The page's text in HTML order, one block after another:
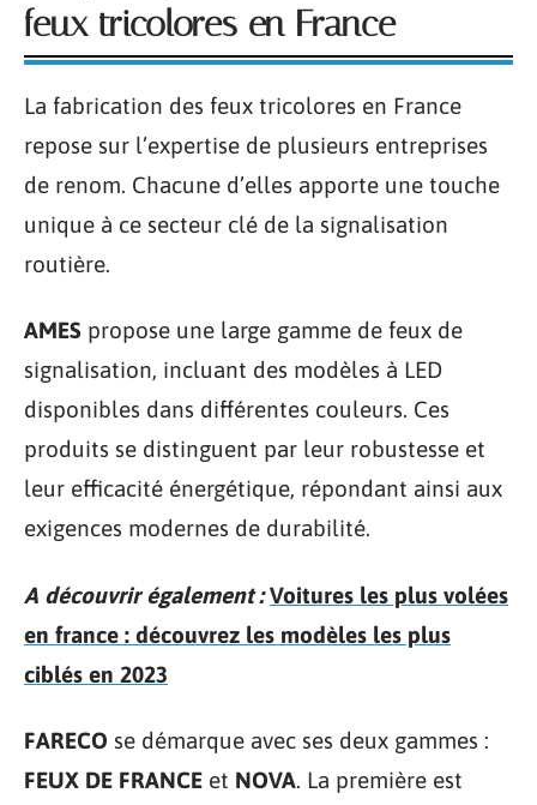
feux tricolores en France
La fabrication des feux tricolores en France
repose sur l’expertise de plusieurs entreprises
de renom. Chacune d’elles apporte une touche
unique à ce secteur clé de la signalisation
routière.
AMES propose une large gamme de feux de
signalisation, incluant des modèles à LED
disponibles dans différentes couleurs. Ces
produits se distinguent par leur robustesse et
leur efficacité énergétique, répondant ainsi aux
exigences modernes de durabilité.
A découvrir également : Voitures les plus volées
en france : découvrez les modèles les plus
ciblés en 2023
FARECO se démarque avec ses deux gammes :
FEUX DE FRANCE et NOVA. La première est